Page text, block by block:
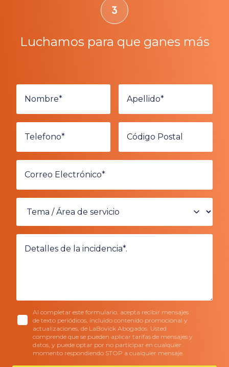
Luchamos para que ganes más
Al completar este formulario, acepta recibir mensajes
de texto periódicos, incluido contenido promocional y
actualizaciones, de LaBovick Abogados. Usted
comprende que se pueden aplicar tarifas de mensajes y
datos, y puede optar por no participar en cualquier
momento respondiendo STOP a cualquier mensaje.